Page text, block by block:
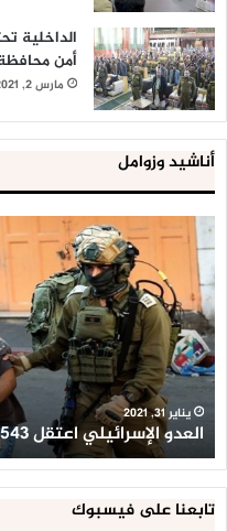
الداخلية
أمن
مارس 2, 2021
أناشيد وزوامل
العدو
الإسرائيلي
اعتقل
543
طفلا
فلسطينيا
خلال
2020
يناير 31, 2021
العدو الإسرائيلي اعتقل 543 طفلا فلسطينيا خلال 2020
تابعنا على فيسبوك